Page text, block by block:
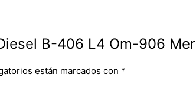
B-406 L4 Om-906
están marcados con *